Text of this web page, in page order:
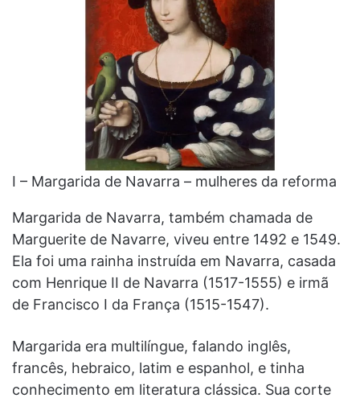
I – Margarida de Navarra – mulheres da reforma
Margarida de Navarra, também chamada de
Marguerite de Navarre, viveu entre 1492 e 1549.
Ela foi uma rainha instruída em Navarra, casada
com Henrique II de Navarra (1517-1555) e irmã
de Francisco I da França (1515-1547).
Margarida era multilíngue, falando inglês,
francês, hebraico, latim e espanhol, e tinha
conhecimento em literatura clássica. Sua corte